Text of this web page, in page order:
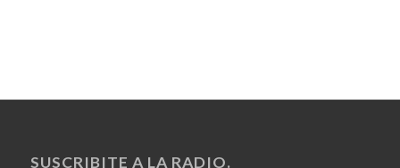
SUSCRIBITE A LA RADIO.